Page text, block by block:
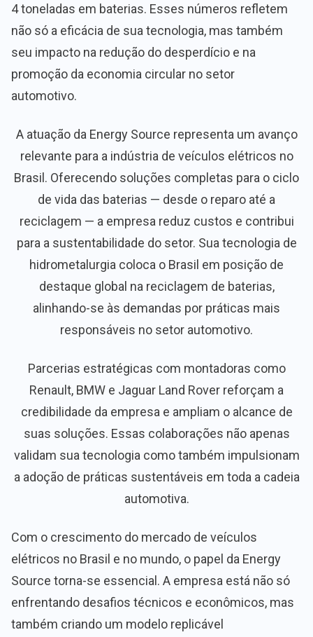
4 toneladas em baterias. Esses números refletem
não só a eficácia de sua tecnologia, mas também
seu impacto na redução do desperdício e na
promoção da economia circular no setor
automotivo.
A atuação da Energy Source representa um avanço
relevante para a indústria de veículos elétricos no
Brasil. Oferecendo soluções completas para o ciclo
de vida das baterias — desde o reparo até a
reciclagem — a empresa reduz custos e contribui
para a sustentabilidade do setor. Sua tecnologia de
hidrometalurgia coloca o Brasil em posição de
destaque global na reciclagem de baterias,
alinhando-se às demandas por práticas mais
responsáveis no setor automotivo.
Parcerias estratégicas com montadoras como
Renault, BMW e Jaguar Land Rover reforçam a
credibilidade da empresa e ampliam o alcance de
suas soluções. Essas colaborações não apenas
validam sua tecnologia como também impulsionam
a adoção de práticas sustentáveis em toda a cadeia
automotiva.
Com o crescimento do mercado de veículos
elétricos no Brasil e no mundo, o papel da Energy
Source torna-se essencial. A empresa está não só
enfrentando desafios técnicos e econômicos, mas
também criando um modelo replicável